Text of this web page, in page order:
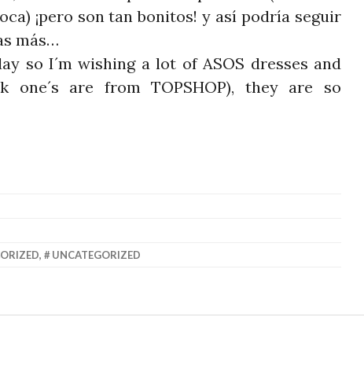
¡pero son tan bonitos! y así podría seguir
más…
so I´m wishing a lot of ASOS dresses and
one´s are from TOPSHOP), they are so
, UNCATEGORIZED